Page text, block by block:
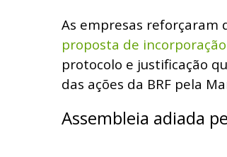
As empresas reforçaram
proposta de
protocolo e justificação
das ações da BRF pela
Assembleia adiada